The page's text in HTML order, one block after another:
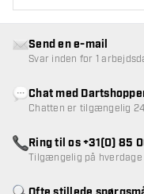
Send en e-mail
Svar inden for 1
Chat med
Chatten er tilgængelig
Ring til os +31(0) 85
Tilgængelig på hverdage